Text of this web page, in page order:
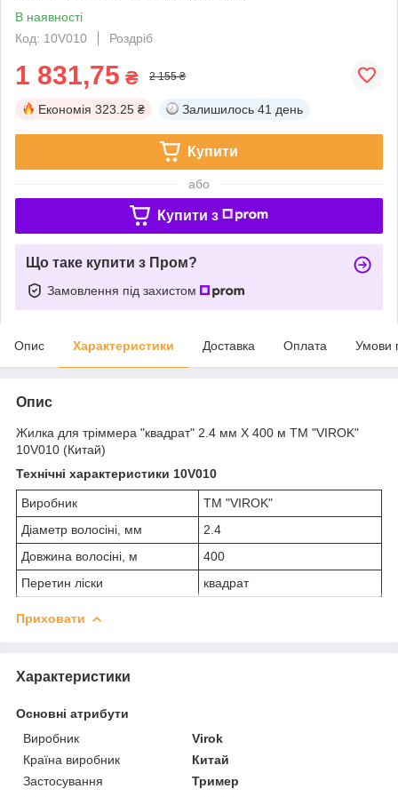
В наявності
Код: 10V010
Роздріб
1 831,75 ₴ 2 155 ₴
Економія 323.25 ₴ Залишилось 41 день
Купити
або
Купити з
Що таке купити з Пром?
Замовлення під захистом
Опис Характеристики Доставка Оплата Умови
Опис
Жилка для тріммера "квадрат" 2.4 мм X 400 м ТМ "VIROK"
10V010 (Китай)
Технічні характеристики 10V010
Виробник
ТМ "VIROK"
Діаметр волосіні, мм
2.4
Довжина волосіні, м
400
Перетин ліски
квадрат
Приховати
Характеристики
Основні атрибути
Виробник
Virok
Країна виробник
Китай
Застосування
Тример